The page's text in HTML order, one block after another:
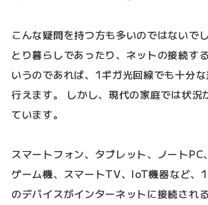
こんな疑問を持つ方も多いのではないで
とり暮らしであったり、ネットの接続す
いうのであれば、1ギガ光回線でも十分
行えます。 しかし、現代の家庭では状況
ています。
スマートフォン、タブレット、ノートPC
ゲーム機、スマートTV、IoT機器など、
のデバイスがインターネットに接続され